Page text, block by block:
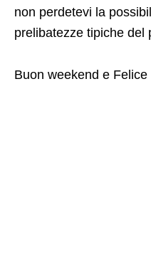
non perdetevi la
prelibatezze tipiche del
Buon weekend e